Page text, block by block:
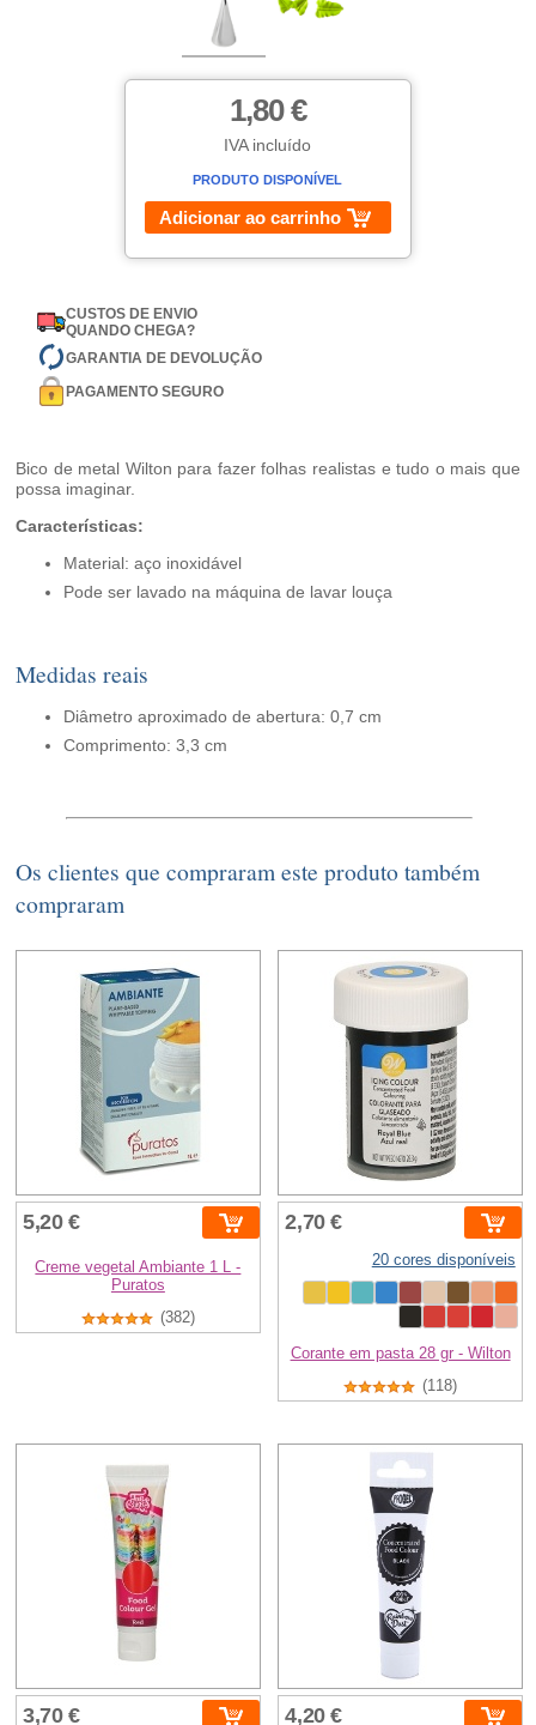
1,80 €
IVA incluído
PRODUTO DISPONÍVEL
Adicionar ao carrinho
CUSTOS DE ENVIO
QUANDO CHEGA?
GARANTIA DE DEVOLUÇÃO
PAGAMENTO SEGURO
Bico de metal Wilton para fazer folhas realistas e tudo o mais que
possa imaginar.
Características:
Material: aço inoxidável
Pode ser lavado na máquina de lavar louça
Medidas reais
Diâmetro aproximado de abertura: 0,7 cm
Comprimento: 3,3 cm
Os clientes que compraram este produto também
compraram
5,20 €
Creme vegetal Ambiante 1 L -
Puratos
(382)
2,70 €
20 cores disponíveis
Corante em pasta 28 gr - Wilton
(118)
3,70 € 4,20 €